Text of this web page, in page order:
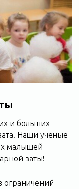
и больших
Наши ученые
малышей
ваты!
ограничений